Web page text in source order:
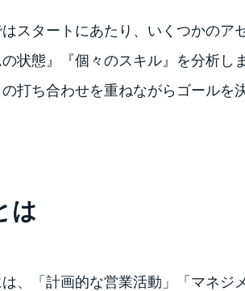
スタートにあたり、いくつかの
状態』『個々のスキル』を分析
打ち合わせを重ねながらゴールを
は
、「計画的な営業活動」「マネ